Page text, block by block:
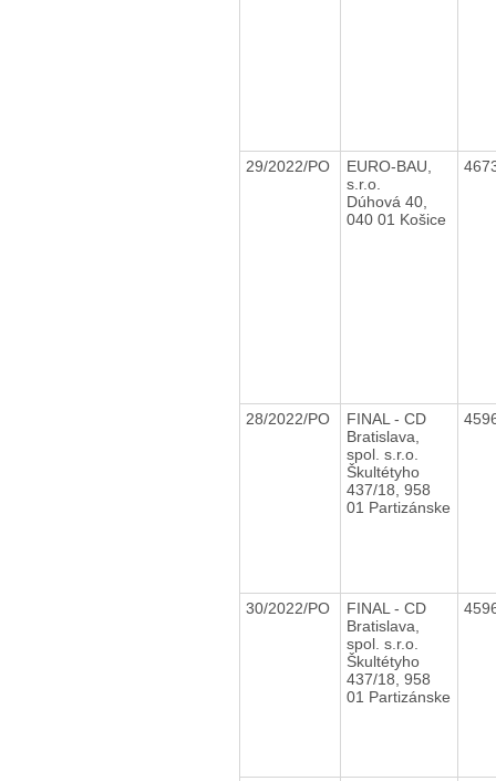
29/2022/PO
EURO-BAU,
s.r.o.
Dúhová 40,
040 01 Košice
28/2022/PO
FINAL - CD
Bratislava,
spol. s.r.o.
Škultétyho
437/18, 958
01 Partizánske
30/2022/PO
FINAL - CD
Bratislava,
spol. s.r.o.
Škultétyho
437/18, 958
01 Partizánske